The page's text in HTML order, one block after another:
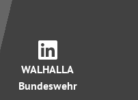
WALHALLA
Bundeswehr